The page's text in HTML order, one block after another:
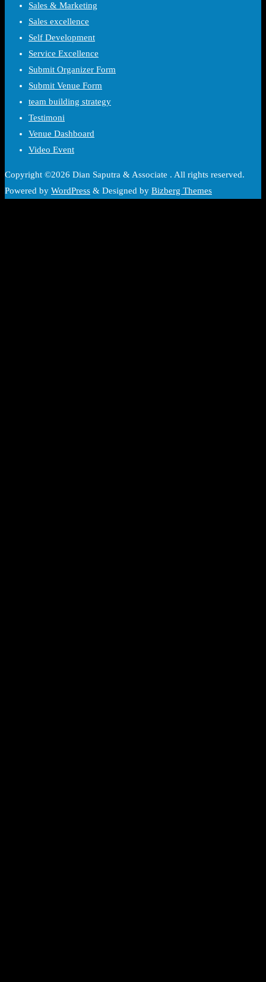
Sales & Marketing
Sales excellence
Self Development
Service Excellence
Submit Organizer Form
Submit Venue Form
team building strategy
Testimoni
Venue Dashboard
Video Event
Copyright ©2026 Dian Saputra & Associate . All rights reserved.
Powered by WordPress & Designed by Bizberg Themes